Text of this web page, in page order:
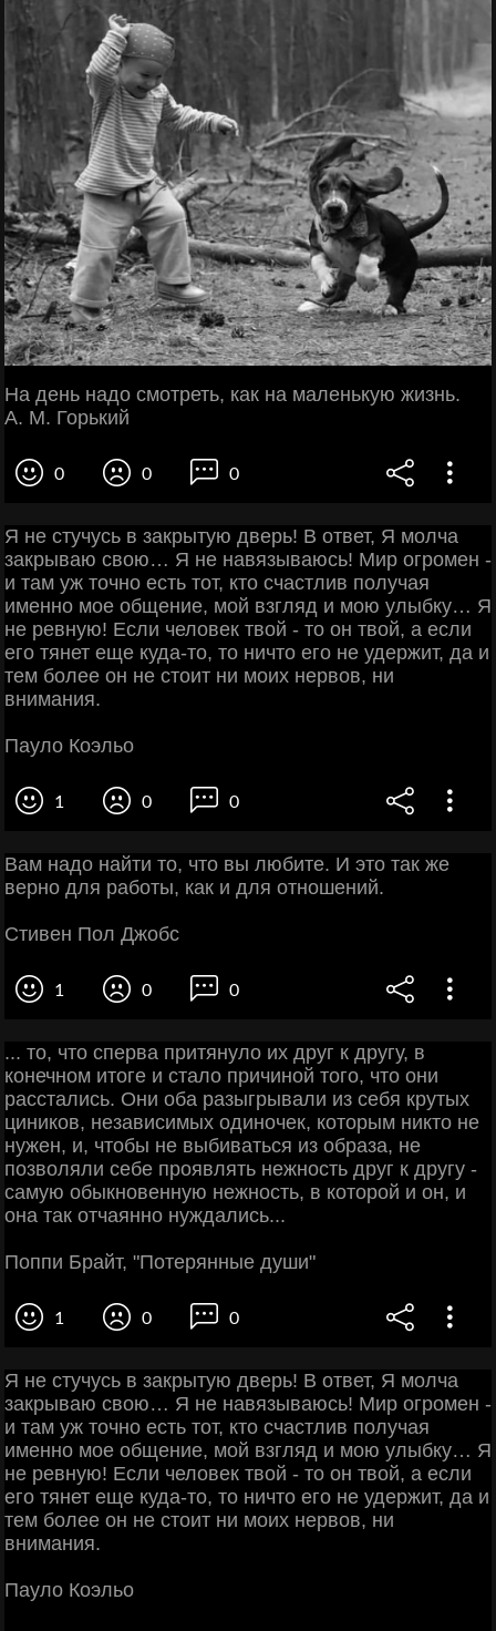
На день надо смотреть, как на маленькую жизнь.
А. М. Горький
0 0 0
Я не стучусь в закрытую дверь! В ответ, Я молча
закрываю свою… Я не навязываюсь! Мир огромен -
и там уж точно есть тот, кто счастлив получая
именно мое общение, мой взгляд и мою улыбку… Я
не ревную! Если человек твой - то он твой, а если
его тянет еще куда-то, то ничто его не удержит, да и
тем более он не стоит ни моих нервов, ни
внимания.
Пауло Коэльо
1 0 0
Вам надо найти то, что вы любите. И это так же
верно для работы, как и для отношений.
Стивен Пол Джобс
1 0 0
... то, что сперва притянуло их друг к другу, в
конечном итоге и стало причиной того, что они
расстались. Они оба разыгрывали из себя крутых
циников, независимых одиночек, которым никто не
нужен, и, чтобы не выбиваться из образа, не
позволяли себе проявлять нежность друг к другу -
самую обыкновенную нежность, в которой и он, и
она так отчаянно нуждались...
Поппи Брайт, "Потерянные души"
1 0 0
Я не стучусь в закрытую дверь! В ответ, Я молча
закрываю свою… Я не навязываюсь! Мир огромен -
и там уж точно есть тот, кто счастлив получая
именно мое общение, мой взгляд и мою улыбку… Я
не ревную! Если человек твой - то он твой, а если
его тянет еще куда-то, то ничто его не удержит, да и
тем более он не стоит ни моих нервов, ни
внимания.
Пауло Коэльо